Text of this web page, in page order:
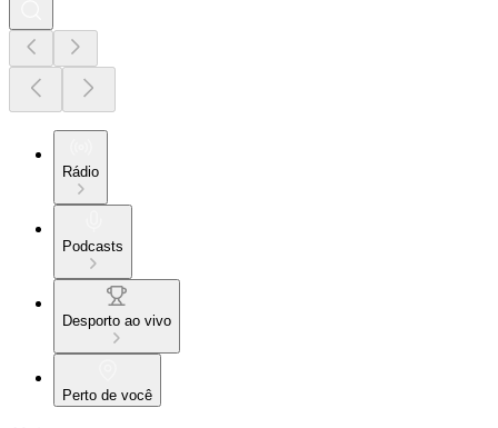
Rádio
Podcasts
Desporto ao vivo
Perto de você